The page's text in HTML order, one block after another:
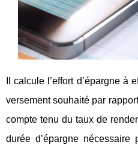
Il calcule l’effort d’épargne à
versement souhaité par
compte tenu du taux de
durée d’épargne nécessaire